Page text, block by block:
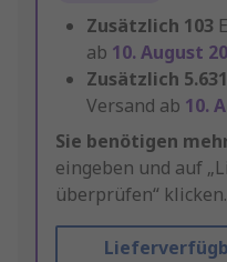
Zusätzlich 103
ab 10. August
Zusätzlich 5.631
Versand ab 10.
Sie benötigen
eingeben und auf
überprüfen“ klicken.